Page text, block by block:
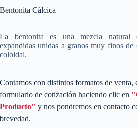
Bentonita Cálcica
La bentonita es una mezcla natural
expandidas unidas a granos muy finos
coloidal.
Contamos con distintos formatos de venta,
formulario de cotización haciendo clic en
Producto" y nos pondremos en contacto
brevedad.